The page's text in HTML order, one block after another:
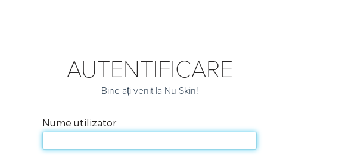
AUTENTIFICARE
Bine ați venit la Nu Skin!
Nume utilizator